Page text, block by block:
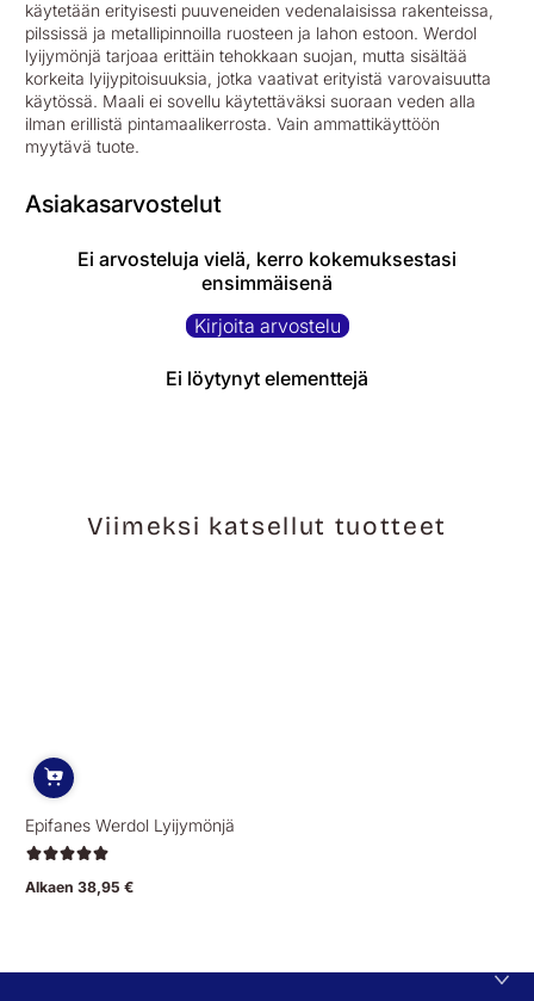
käytetään erityisesti puuveneiden vedenalaisissa rakenteissa,
pilssissä ja metallipinnoilla ruosteen ja lahon estoon. Werdol
lyijymönjä tarjoaa erittäin tehokkaan suojan, mutta sisältää
korkeita lyijypitoisuuksia, jotka vaativat erityistä varovaisuutta
käytössä. Maali ei sovellu käytettäväksi suoraan veden alla
ilman erillistä pintamaalikerrosta. Vain ammattikäyttöön
myytävä tuote.
Asiakasarvostelut
Ei arvosteluja vielä, kerro kokemuksestasi
ensimmäisenä
Kirjoita arvostelu
Ei löytynyt elementtejä
Viimeksi katsellut tuotteet
Epifanes Werdol Lyijymönjä
Normaalihinta
Alkaen 38,95 €